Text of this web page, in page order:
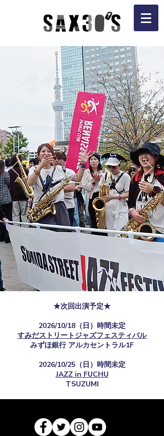
★次回出演予定★
2026/10/18（日）時間未定
すみだストリートジャズフェスティバル
​みずほ銀行 アルカセントラル1F
2026/10/25（日）時間未定
JAZZ in FUCHU
TSUZUMI